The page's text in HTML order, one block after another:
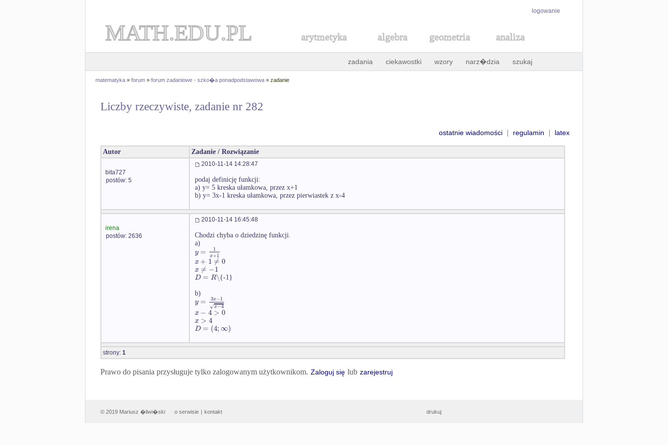
logowanie
MATH.EDU.PL arytmetyka algebra geometria analiza
zadania ciekawostki wzory narz�dzia szukaj
matematyka » forum » forum zadaniowe - szko�a ponadpodstawowa » zadanie
Liczby rzeczywiste, zadanie nr 282
ostatnie wiadomości | regulamin | latex
Autor Zadanie / Rozwiązanie
bita727
postów: 5
2010-11-14 14:28:47
podaj definicję funkcji:
a) y= 5 kreska ułamkowa, przez x+1
b) y= 3x-1 kreska ułamkowa, przez pierwiastek z x-4
irena
postów: 2636
2010-11-14 16:45:48
Chodzi chyba o dziedzinę funkcji.
a)
y = 1
x+1
x+ 1 ≠ 0
x ≠ −1
D = R∖{-1}
b)
y = 3x−1
x−4
√
x− 4 > 0
x > 4
D = (4;∞)
strony: 1
Prawo do pisania przysługuje tylko zalogowanym użytkownikom. Zaloguj się lub zarejestruj
© 2019 Mariusz �liwi�ski o serwisie | kontakt drukuj